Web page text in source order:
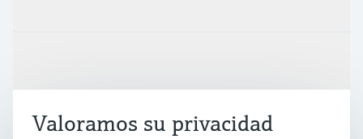
Soporte
Valoramos su privacidad